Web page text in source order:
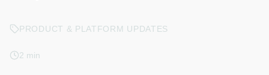
PRODUCT & PLATFORM UPDATES
2 min